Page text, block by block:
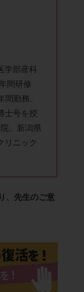
学部産科
間研修
勤務。
士号を授
、新潟県
リニック
、先生のご意
低AMH
低年齢
体質改善
凍結胚
初期胚移植
法
医療保険